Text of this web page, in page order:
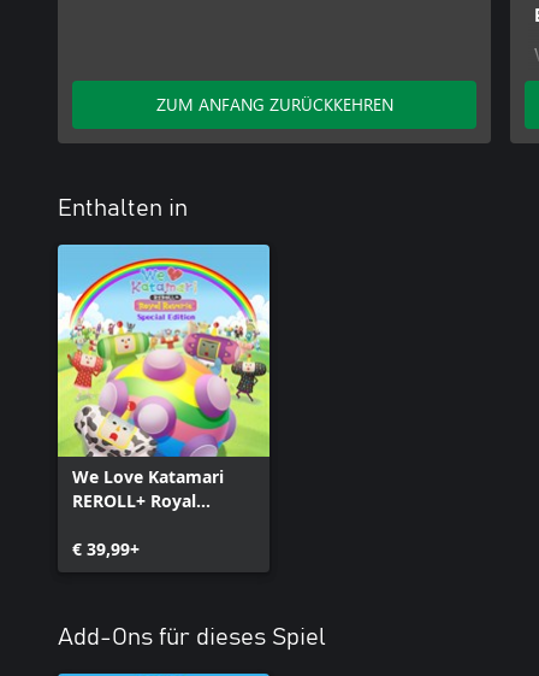
ZUM ANFANG ZURÜCKKEHREN
Enthalten in
We Love Katamari
REROLL+ Royal
Edition
€ 39,99+
Add-Ons für dieses Spiel